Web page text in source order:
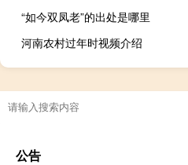
“如今双凤老”的出处是哪里
河南农村过年时视频介绍
公告